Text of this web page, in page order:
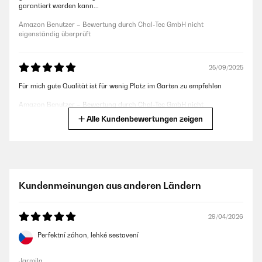
garantiert werden kann...
Amazon Benutzer – Bewertung durch Chal-Tec GmbH nicht
eigenständig überprüft
25/09/2025
Für mich gute Qualität ist für wenig Platz im Garten zu empfehlen
Amazon Benutzer – Bewertung durch Chal-Tec GmbH nicht
eigenständig überprüftAlle Kundenbewertungen zeigen
Kundenmeinungen aus anderen Ländern
29/04/2026
Perfektní záhon, lehké sestavení